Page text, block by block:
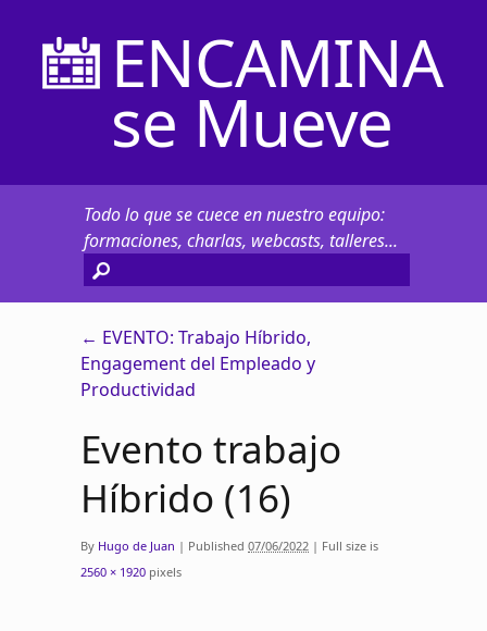
ENCAMINA
se Mueve
Todo lo que se cuece en nuestro equipo:
formaciones, charlas, webcasts, talleres...
← EVENTO: Trabajo Híbrido,
Engagement del Empleado y
Productividad
Evento trabajo
Híbrido (16)
By Hugo de Juan | Published 07/06/2022 | Full size is
2560 × 1920 pixels